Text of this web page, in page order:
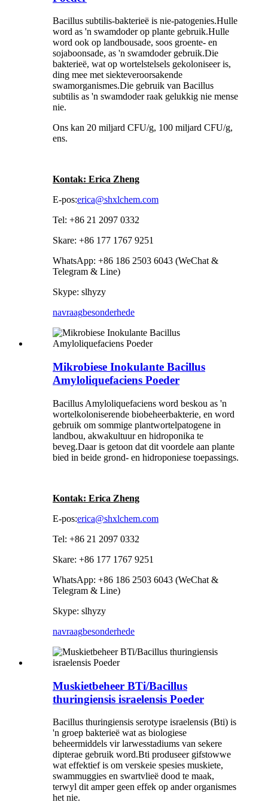
Bacillus subtilis-bakterieë is nie-patogenies.Hulle
word as 'n swamdoder op plante gebruik.Hulle
word ook op landbousade, soos groente- en
sojaboonsade, as 'n swamdoder gebruik.Die
bakterieë, wat op wortelstelsels gekoloniseer is,
ding mee met siekteveroorsakende
swamorganismes.Die gebruik van Bacillus
subtilis as 'n swamdoder raak gelukkig nie mense
nie.
Ons kan 20 miljard CFU/g, 100 miljard CFU/g,
ens.
Kontak: Erica Zheng
E-pos:erica@shxlchem.com
Tel: +86 21 2097 0332
Skare: +86 177 1767 9251
WhatsApp: +86 186 2503 6043 (WeChat &
Telegram & Line)
Skype: slhyzy
navraagbesonderhede
Mikrobiese Inokulante Bacillus
Amyloliquefaciens Poeder
Bacillus Amyloliquefaciens word beskou as 'n
wortelkoloniserende biobeheerbakterie, en word
gebruik om sommige plantwortelpatogene in
landbou, akwakultuur en hidroponika te
beveg.Daar is getoon dat dit voordele aan plante
bied in beide grond- en hidroponiese toepassings.
Kontak: Erica Zheng
E-pos:erica@shxlchem.com
Tel: +86 21 2097 0332
Skare: +86 177 1767 9251
WhatsApp: +86 186 2503 6043 (WeChat &
Telegram & Line)
Skype: slhyzy
navraagbesonderhede
Muskietbeheer BTi/Bacillus
thuringiensis israelensis Poeder
Bacillus thuringiensis serotype israelensis (Bti) is
'n groep bakterieë wat as biologiese
beheermiddels vir larwesstadiums van sekere
dipterae gebruik word.Bti produseer gifstowwe
wat effektief is om verskeie spesies muskiete,
swammuggies en swartvlieë dood te maak,
terwyl dit amper geen effek op ander organismes
het nie.